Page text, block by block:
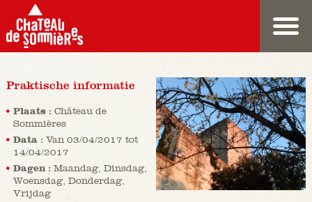
Praktische informatie
Plaats : Château de
Sommières
Data : Van 03/04/2017 tot
14/04/2017
Dagen : Maandag, Dinsdag,
Woensdag, Donderdag,
Vrijdag